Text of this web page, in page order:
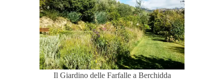
Il Giardino delle Farfalle a Berchidda